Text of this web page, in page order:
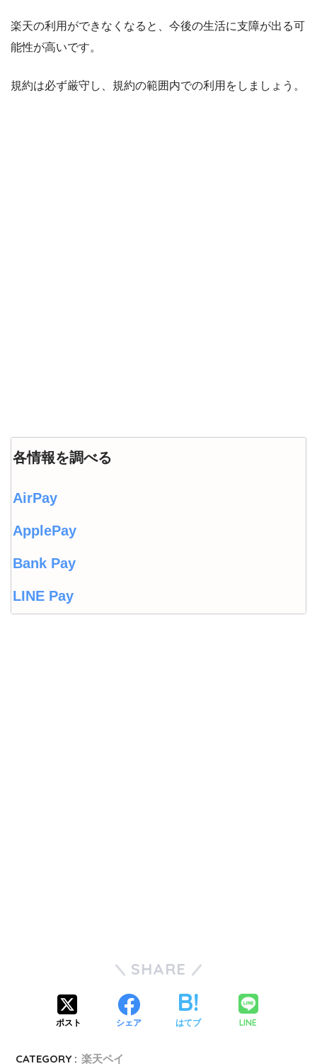
楽天の利用ができなくなると、今後の生活に支障が出る可
能性が高いです。
規約は必ず厳守し、規約の範囲内での利用をしましょう。
各情報を調べる
AirPay
ApplePay
Bank Pay
LINE Pay
SHARE
ポスト シェア はてブ LINE
CATEGORY : 楽天ペイ